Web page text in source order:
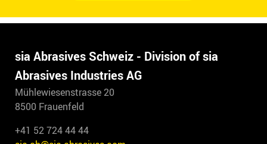
sia Abrasives Schweiz - Division of sia
Abrasives Industries AG
Mühlewiesenstrasse 20
8500 Frauenfeld
+41 52 724 44 44